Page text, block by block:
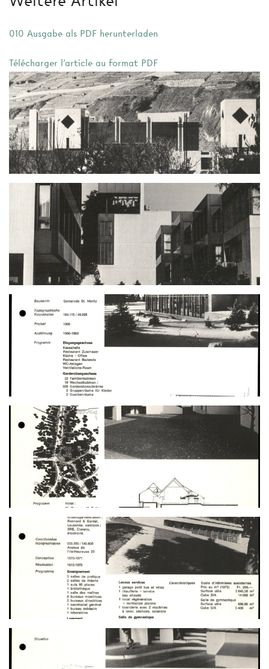
010 Ausgabe als PDF herunterladen
Télécharger l'article au format PDF